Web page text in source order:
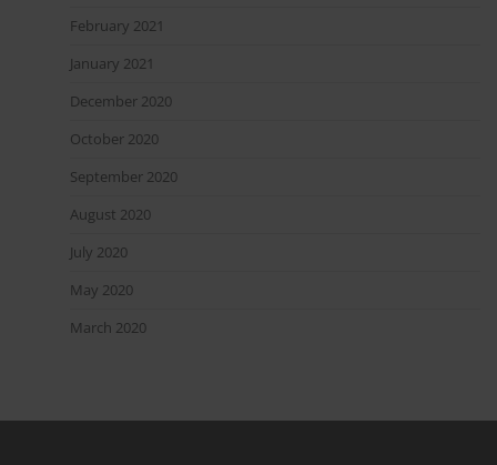
February 2021
January 2021
December 2020
October 2020
September 2020
August 2020
July 2020
May 2020
March 2020